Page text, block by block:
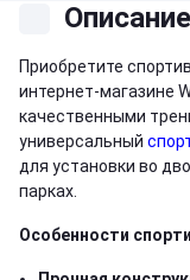
Описание
Приобретите
интернет-магазине
качественными
универсальный
для установки во
парках.
Особенности